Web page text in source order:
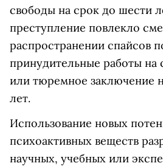
свободы на срок до шести
преступление повлекло
распространении спайсов
принудительные работы на
или тюремное заключение
лет.
Использование новых
психоактивных веществ
научных, учебных или